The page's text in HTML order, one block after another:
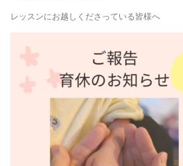
レッスンにお越しくださっている皆様へ